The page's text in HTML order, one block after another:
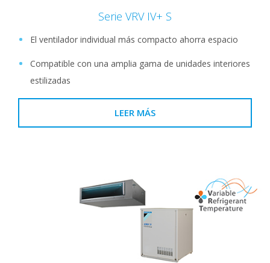
Serie VRV IV+ S
El ventilador individual más compacto ahorra espacio
Compatible con una amplia gama de unidades interiores
estilizadas
LEER MÁS